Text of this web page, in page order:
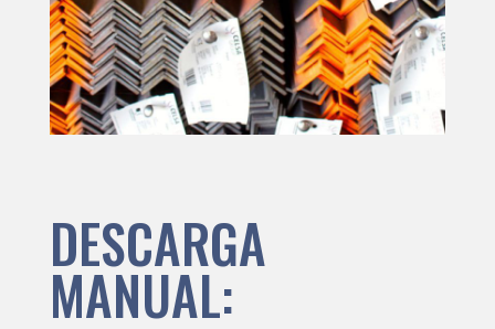
DESCARGA
MANUAL: